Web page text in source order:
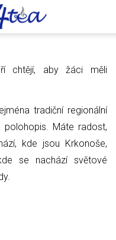
chtějí, aby žáci měli
tradiční regionální
Máte radost,
kde jsou Krkonoše,
se nachází světové